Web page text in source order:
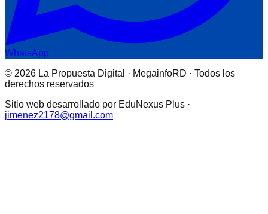
WhatsApp
© 2026 La Propuesta Digital · MegainfoRD · Todos los
derechos reservados
Sitio web desarrollado por EduNexus Plus ·
jimenez2178@gmail.com